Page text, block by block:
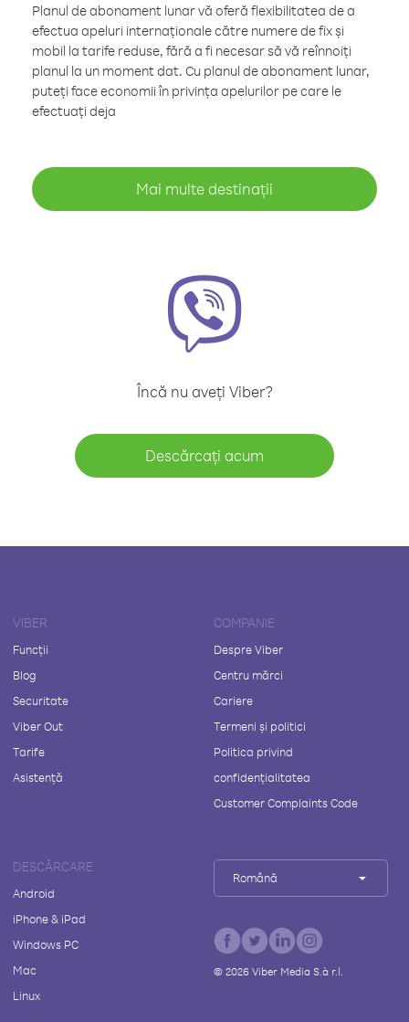
Planul de abonament lunar vă oferă flexibilitatea de a
efectua apeluri internaționale către numere de fix și
mobil la tarife reduse, fără a fi necesar să vă reînnoiți
planul la un moment dat. Cu planul de abonament lunar,
puteți face economii în privința apelurilor pe care le
efectuați deja
Mai multe destinații
Încă nu aveți Viber?
Descărcați acum
VIBER
Funcții
Blog
Securitate
Viber Out
Tarife
Asistență
COMPANIE
Despre Viber
Centru mărci
Cariere
Termeni și politici
Politica privind
confidențialitatea
Customer Complaints Code
DESCĂRCARE
Android
iPhone & iPad
Windows PC
Mac
Linux
Română
© 2026Viber Media S.à r.l.